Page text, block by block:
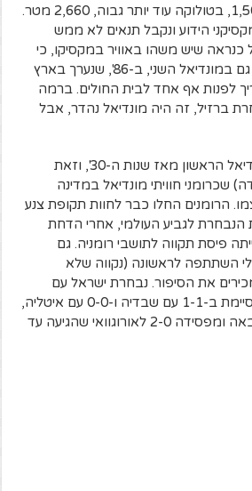
מתנשאת לגובה של 1,500, בטולוקה עוד יותר גבוה, 2,660 מטר.
הידוע ונקבל תנאים לא ממש
כנראה שיש משהו באוויר במקסיקו, כי
קיבלנו כדורגל משובח, גם במונדיאל השני, ב-86', שנערך בארץ
לפנות אף אחד לבית החולים. ברמה
ברזיל, זה היה מונדיאל נהדר, אבל
רומניה השתתפה במונדיאל הראשון מאז שנות ה-30', וזאת
שכרומני חוויתי מונדיאל במדינה
הרומנים החלו כבר לחוות תקופת צנע
הנבחרת לגביע העולמי, אחרי הדחת
פיסת תקווה לתושבי רומניה. גם
השתתפה לראשונה (נקווה שלא
את הסיפור. נבחרת ישראל עם
עמנואל שפר האגדי, מסיימת ב-1-1 עם שבדיה ו-0-0 עם איטליה,
סגנית אלופת העולם הבאה ומפסידה 2-0 לאורוגוואי שהגיעה עד